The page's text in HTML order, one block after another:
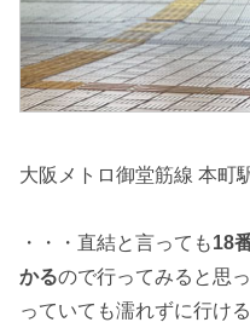
大阪メトロ御堂筋線 本町
・・・直結と言っても18
かるので行ってみると思
っていても濡れずに行ける